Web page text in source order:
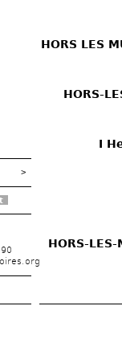
t
HORS LES
HORS-
I
HORS-